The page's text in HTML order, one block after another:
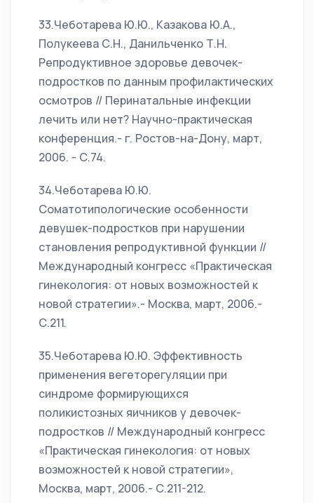
33.Чеботарева Ю.Ю., Казакова Ю.А.,
Полукеева С.Н., Данильченко Т.Н.
Репродуктивное здоровье девочек-
подростков по данным профилактических
осмотров // Перинатальные инфекции
лечить или нет? Научно-практическая
конференция.- г. Ростов-на-Дону, март,
2006. - С.74.
34.Чеботарева Ю.Ю.
Соматотипологические особенности
девушек-подростков при нарушении
становления репродуктивной функции //
Международный конгресс «Практическая
гинекология: от новых возможностей к
новой стратегии».- Москва, март, 2006.-
С.211.
35.Чеботарева Ю.Ю. Эффективность
применения вегеторегуляции при
синдроме формирующихся
поликистозных яичников у девочек-
подростков // Международный конгресс
«Практическая гинекология: от новых
возможностей к новой стратегии»,
Москва, март, 2006.- С.211-212.